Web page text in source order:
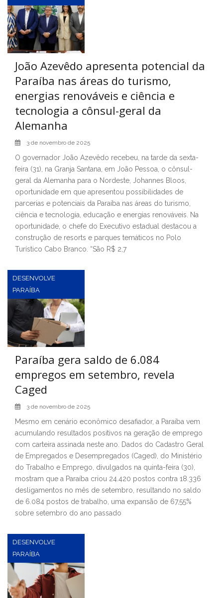
João Azevêdo apresenta potencial da
Paraíba nas áreas do turismo,
energias renováveis e ciência e
tecnologia a cônsul-geral da
Alemanha
3 de novembro de 2025
O governador João Azevêdo recebeu, na tarde da sexta-
feira (31), na Granja Santana, em João Pessoa, o cônsul-
geral da Alemanha para o Nordeste, Johannes Bloos,
oportunidade em que apresentou possibilidades de
parcerias e potenciais da Paraíba nas áreas do turismo,
ciência e tecnologia, educação e energias renováveis. Na
oportunidade, o chefe do Executivo estadual destacou a
construção de resorts e parques temáticos no Polo
Turístico Cabo Branco. “São R$ 2,7
DESENVOLVE
PARAÍBA
Paraíba gera saldo de 6.084
empregos em setembro, revela
Caged
3 de novembro de 2025
Mesmo em cenário econômico desafiador, a Paraíba vem
acumulando resultados positivos na geração de emprego
com carteira assinada neste ano. Dados do Cadastro Geral
de Empregados e Desempregados (Caged), do Ministério
do Trabalho e Emprego, divulgados na quinta-feira (30),
mostram que a Paraíba criou 24.420 postos contra 18.336
desligamentos no mês de setembro, resultando no saldo
de 6.084 postos de trabalho, uma expansão de 67,55%
sobre setembro do ano passado
DESENVOLVE
PARAÍBA